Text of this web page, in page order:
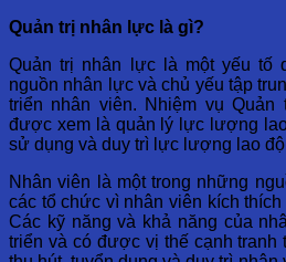
Quản trị nhân lực là gì?
Quản trị nhân lực là một yếu tố
nguồn nhân lực và chủ yếu tập
triển nhân viên. Nhiệm vụ
được xem là quản lý lực lượng
sử dụng và duy trì lực lượng lao
Nhân viên là một trong những
các tổ chức vì nhân viên kích
Các kỹ năng và khả năng của
triển và có được vị thế cạnh tranh